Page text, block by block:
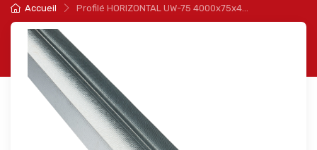
Accueil Profilé HORIZONTAL UW-75 4000x75x4...